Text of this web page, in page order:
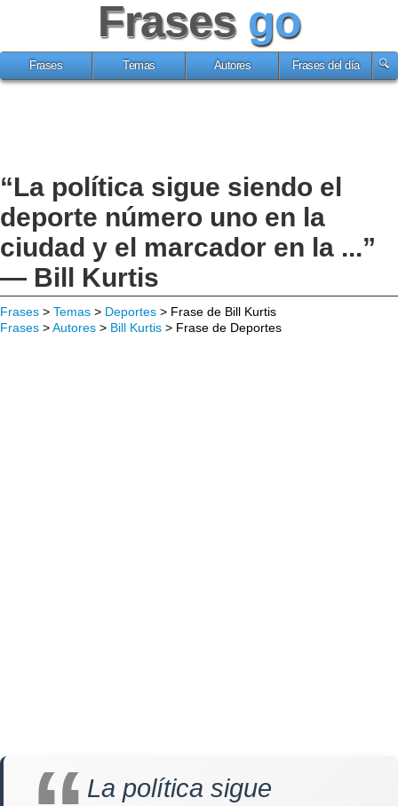
Frases go
Frases Temas Autores Frases del día
“La política sigue siendo el
deporte número uno en la
ciudad y el marcador en la ...”
— Bill Kurtis
Frases > Temas > Deportes > Frase de Bill Kurtis
Frases >Autores > Bill Kurtis > Frase de Deportes
La política sigue